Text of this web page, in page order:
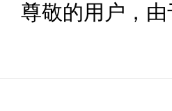
尊敬的用户，